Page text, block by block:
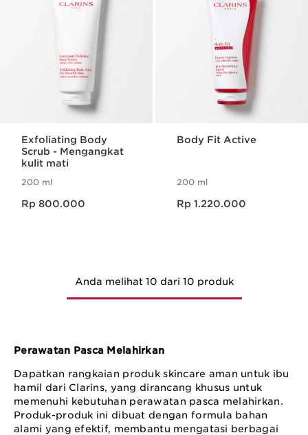
Exfoliating Body
Scrub - Mengangkat
kulit mati
200 ml
Rp 800.000
Body Fit Active
200 ml
Rp 1.220.000
Anda melihat 10 dari 10 produk
Perawatan Pasca Melahirkan
Dapatkan rangkaian produk skincare aman untuk ibu
hamil dari Clarins, yang dirancang khusus untuk
memenuhi kebutuhan perawatan pasca melahirkan.
Produk-produk ini dibuat dengan formula bahan
alami yang efektif, membantu mengatasi berbagai